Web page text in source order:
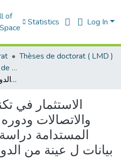
of
Statistics Log In
Thèses de doctorat ( LMD )
Sciences Economiques, de Gestion et Commerciales - العلوم الإقتصادية و التجارية و علوم التسيير
الاستثمار في تكنولوجيا المعلومات والاتصالات ودوره في تحقيق التنمية المستدامة دراسة قياسية باستخدام بيانات ل عينة من الدول العربية (2000-2017)
الاستثمار في
والاتصالات
المستدامة